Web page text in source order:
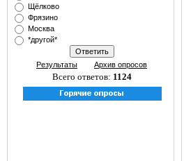
Щёлково
Фрязино
Москва
*другой*
Результаты Архив опросов
Всего ответов: 1124